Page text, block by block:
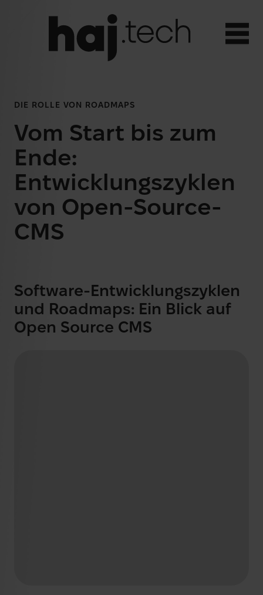
Web-Applikationen
Websites
KI-Integration
Strategieberatung
SEO
E-Commerce
REFERENZEN
ÜBER UNS
TEAM
KONTAKT
DIE ROLLE VON ROADMAPS
Vom Start bis zum
Ende:
Entwicklungszyklen
von Open-Source-
CMS
Software-Entwicklungszyklen
und Roadmaps: Ein Blick auf
Open Source CMS